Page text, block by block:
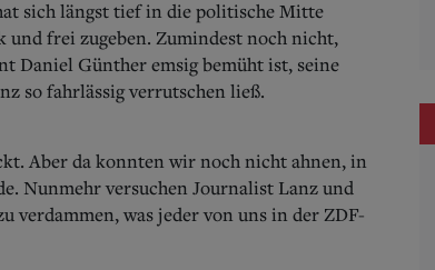
sich längst tief in die politische Mitte
frei zugeben. Zumindest noch nicht,
Daniel Günther emsig bemüht ist, seine
so fahrlässig verrutschen ließ.
Aber da konnten wir noch nicht ahnen, in
Nunmehr versuchen Journalist Lanz und
verdammen, was jeder von uns in der ZDF-